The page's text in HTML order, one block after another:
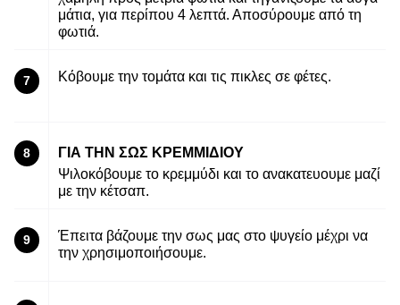
μάτια, για περίπου 4 λεπτά. Αποσύρουμε από τη
φωτιά.
7 Κόβουμε την τομάτα και τις πικλες σε φέτες.
8
ΓΙΑ ΤΗΝ ΣΩΣ ΚΡΕΜΜΙΔΙΟΥ
Ψιλοκόβουμε το κρεμμύδι και το ανακατευουμε μαζί
με την κέτσαπ.
9
Έπειτα βάζουμε την σως μας στο ψυγείο μέχρι να
την χρησιμοποιήσουμε.